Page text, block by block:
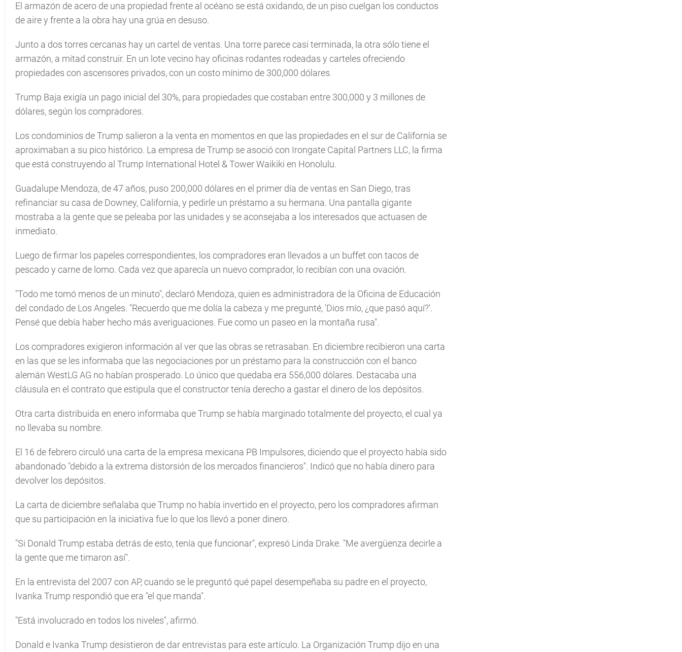
El armazón de acero de una propiedad frente al océano se está oxidando, de un piso cuelgan los conductos
de aire y frente a la obra hay una grúa en desuso.
Junto a dos torres cercanas hay un cartel de ventas. Una torre parece casi terminada, la otra sólo tiene el
armazón, a mitad construir. En un lote vecino hay oficinas rodantes rodeadas y carteles ofreciendo
propiedades con ascensores privados, con un costo mínimo de 300,000 dólares.
Trump Baja exigía un pago inicial del 30%, para propiedades que costaban entre 300,000 y 3 millones de
dólares, según los compradores.
Los condominios de Trump salieron a la venta en momentos en que las propiedades en el sur de California se
aproximaban a su pico histórico. La empresa de Trump se asoció con Irongate Capital Partners LLC, la firma
que está construyendo al Trump International Hotel & Tower Waikiki en Honolulu.
Guadalupe Mendoza, de 47 años, puso 200,000 dólares en el primer día de ventas en San Diego, tras
refinanciar su casa de Downey, California, y pedirle un préstamo a su hermana. Una pantalla gigante
mostraba a la gente que se peleaba por las unidades y se aconsejaba a los interesados que actuasen de
inmediato.
Luego de firmar los papeles correspondientes, los compradores eran llevados a un buffet con tacos de
pescado y carne de lomo. Cada vez que aparecía un nuevo comprador, lo recibían con una ovación.
"Todo me tomó menos de un minuto", declaró Mendoza, quien es administradora de la Oficina de Educación
del condado de Los Angeles. "Recuerdo que me dolía la cabeza y me pregunté, 'Dios mío, ¿que pasó aquí?'.
Pensé que debía haber hecho más averiguaciones. Fue como un paseo en la montaña rusa".
Los compradores exigieron información al ver que las obras se retrasaban. En diciembre recibieron una carta
en las que se les informaba que las negociaciones por un préstamo para la construcción con el banco
alemán WestLG AG no habían prosperado. Lo único que quedaba era 556,000 dólares. Destacaba una
cláusula en el contrato que estipula que el constructor tenía derecho a gastar el dinero de los depósitos.
Otra carta distribuida en enero informaba que Trump se había marginado totalmente del proyecto, el cual ya
no llevaba su nombre.
El 16 de febrero circuló una carta de la empresa mexicana PB Impulsores, diciendo que el proyecto había sido
abandonado "debido a la extrema distorsión de los mercados financieros". Indicó que no había dinero para
devolver los depósitos.
La carta de diciembre señalaba que Trump no había invertido en el proyecto, pero los compradores afirman
que su participación en la iniciativa fue lo que los llevó a poner dinero.
"Si Donald Trump estaba detrás de esto, tenía que funcionar", expresó Linda Drake. "Me avergüenza decirle a
la gente que me timaron así".
En la entrevista del 2007 con AP, cuando se le preguntó qué papel desempeñaba su padre en el proyecto,
Ivanka Trump respondió que era "el que manda".
"Está involucrado en todos los niveles", afirmó.
Donald e Ivanka Trump desistieron de dar entrevistas para este artículo. La Organización Trump dijo en una